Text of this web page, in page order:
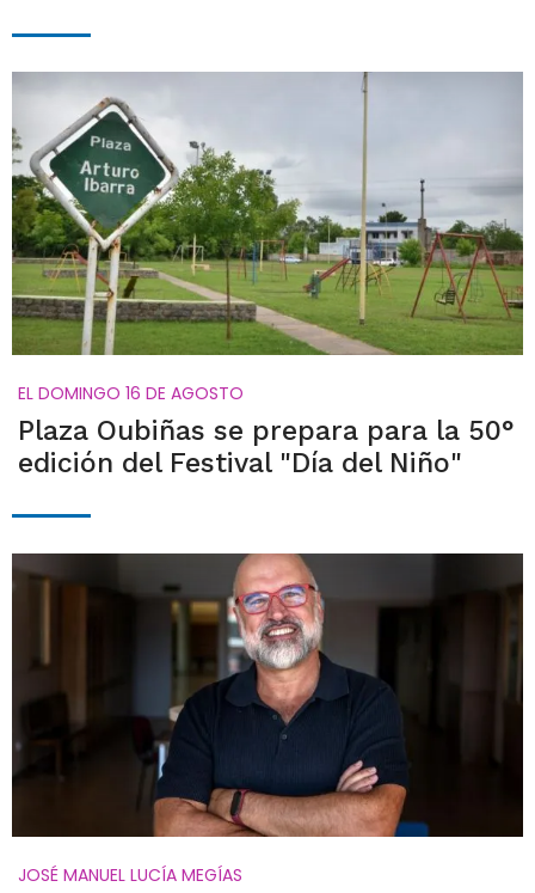
EL DOMINGO 16 DE AGOSTO
Plaza Oubiñas se prepara para la 50°
edición del Festival "Día del Niño"
JOSÉ MANUEL LUCÍA MEGÍAS